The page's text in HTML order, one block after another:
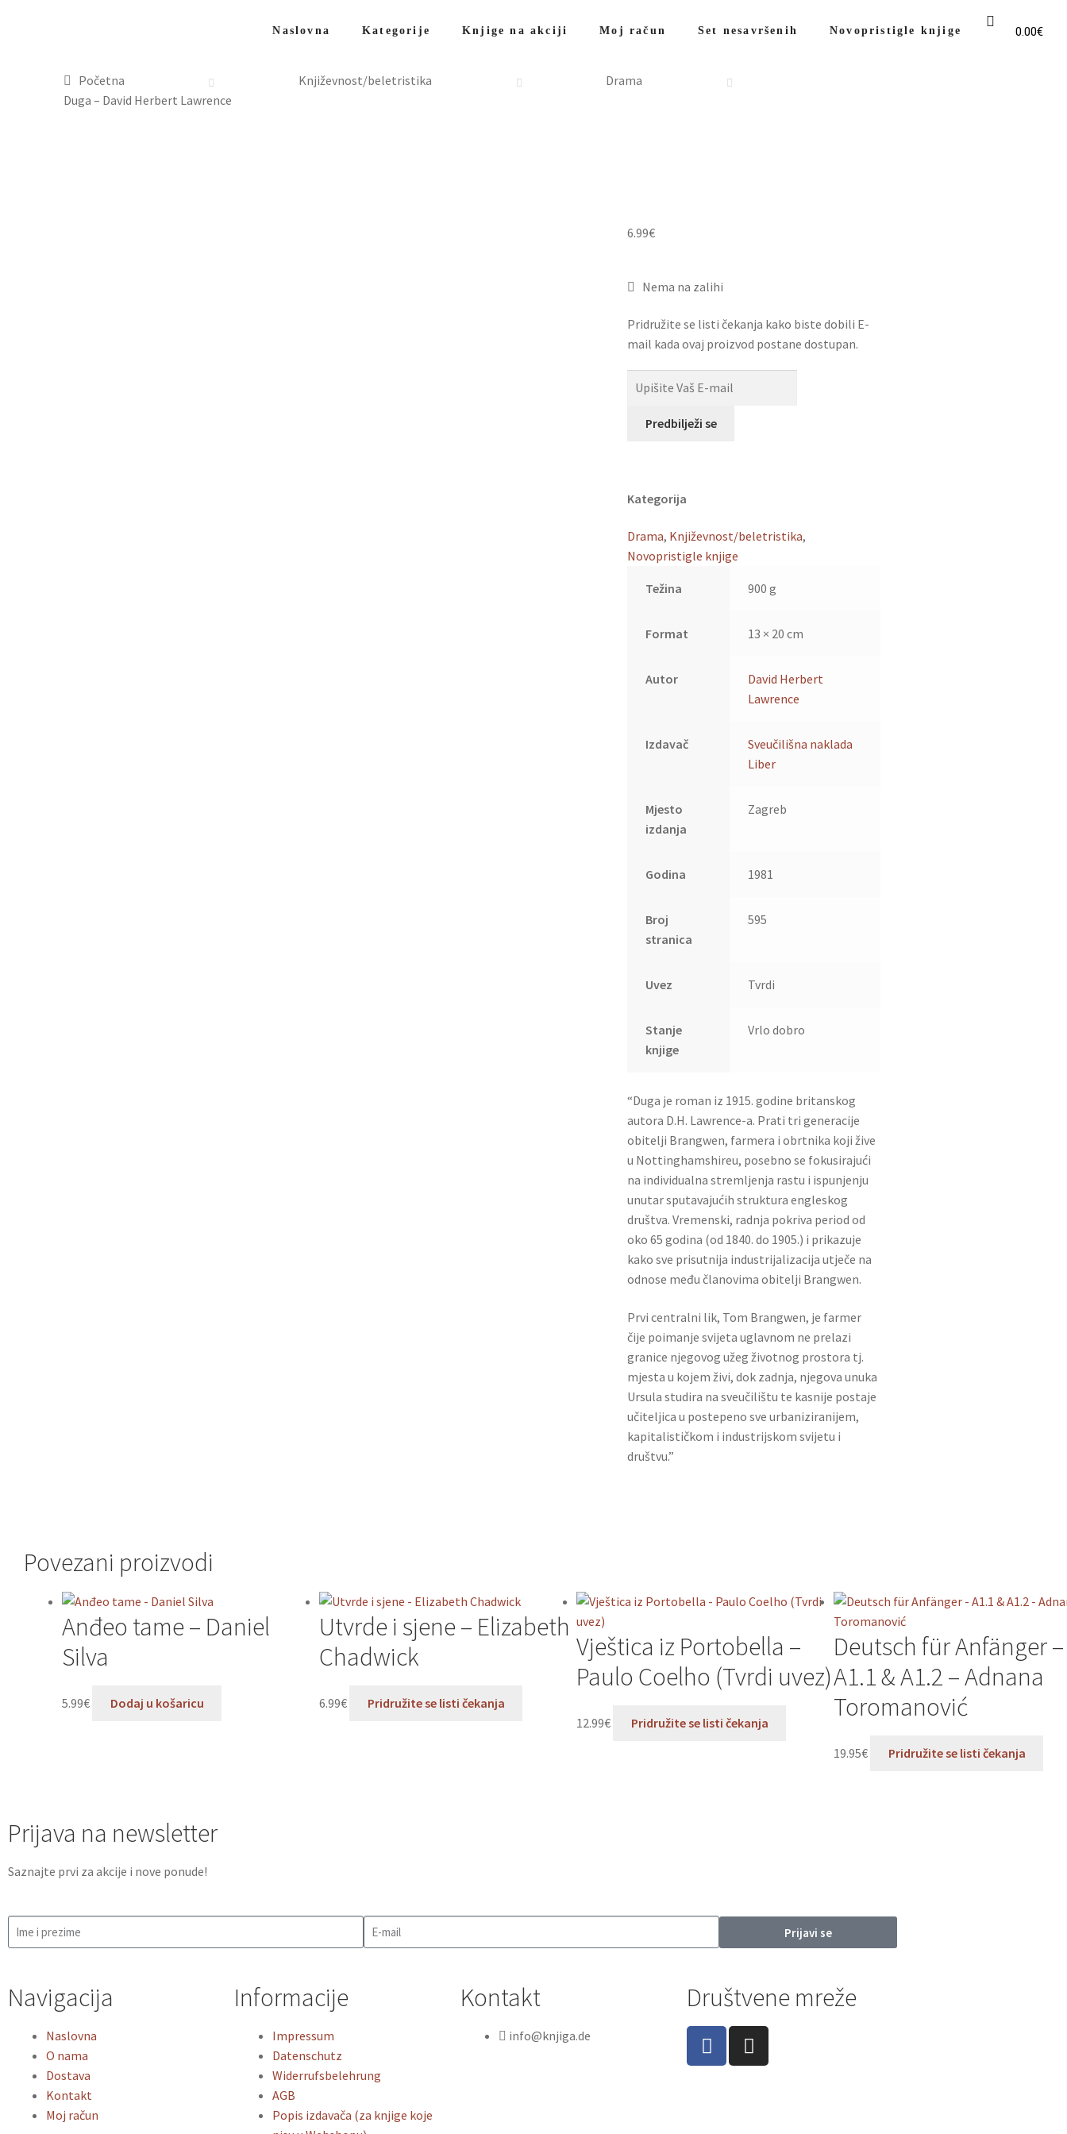
Naslovna Kategorije Knjige na akciji Moj račun Set nesavršenih Novopristigle knjige 0.00€
Početna Književnost/beletristika
Drama
Duga – David Herbert Lawrence
6.99€
Nema na zalihi
Pridružite se listi čekanja kako biste dobili E-
mail kada ovaj proizvod postane dostupan.
Predbilježi se
Kategorija
Drama, Književnost/beletristika,
Novopristigle knjige
Težina 900 g
Format 13 × 20 cm
Autor
David Herbert
Lawrence
Izdavač
Sveučilišna naklada
Liber
Mjesto
izdanja
Zagreb
Godina 1981
Broj
stranica
595
Uvez Tvrdi
Stanje
knjige
Vrlo dobro
“Duga je roman iz 1915. godine britanskog
autora D.H. Lawrence-a. Prati tri generacije
obitelji Brangwen, farmera i obrtnika koji žive
u Nottinghamshireu, posebno se fokusirajući
na individualna stremljenja rastu i ispunjenju
unutar sputavajućih struktura engleskog
društva. Vremenski, radnja pokriva period od
oko 65 godina (od 1840. do 1905.) i prikazuje
kako sve prisutnija industrijalizacija utječe na
odnose među članovima obitelji Brangwen.
Prvi centralni lik, Tom Brangwen, je farmer
čije poimanje svijeta uglavnom ne prelazi
granice njegovog užeg životnog prostora tj.
mjesta u kojem živi, dok zadnja, njegova unuka
Ursula studira na sveučilištu te kasnije postaje
učiteljica u postepeno sve urbaniziranijem,
kapitalističkom i industrijskom svijetu i
društvu.”
Povezani proizvodi
Anđeo tame – Daniel
Silva
5.99€ Dodaj u košaricu
Utvrde i sjene – Elizabeth
Chadwick
6.99€ Pridružite se listi čekanja
Vještica iz Portobella –
Paulo Coelho (Tvrdi uvez)
12.99€ Pridružite se listi čekanja
Deutsch für Anfänger –
A1.1 & A1.2 – Adnana
Toromanović
19.95€ Pridružite se listi čekanja
Prijava na newsletter
Saznajte prvi za akcije i nove ponude!
Prijavi se
Navigacija
Naslovna
O nama
Dostava
Kontakt
Moj račun
Informacije
Impressum
Datenschutz
Widerrufsbelehrung
AGB
Popis izdavača (za knjige koje
Kontakt
info@knjiga.de
Društvene mreže